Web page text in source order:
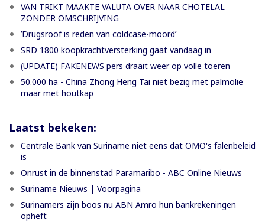
VAN TRIKT MAAKTE VALUTA OVER NAAR CHOTELAL
ZONDER OMSCHRIJVING
’Drugsroof is reden van coldcase-moord’
SRD 1800 koopkrachtversterking gaat vandaag in
(UPDATE) FAKENEWS pers draait weer op volle toeren
50.000 ha - China Zhong Heng Tai niet bezig met palmolie
maar met houtkap
Laatst bekeken:
Centrale Bank van Suriname niet eens dat OMO's falenbeleid
is
Onrust in de binnenstad Paramaribo - ABC Online Nieuws
Suriname Nieuws | Voorpagina
Surinamers zijn boos nu ABN Amro hun bankrekeningen
opheft